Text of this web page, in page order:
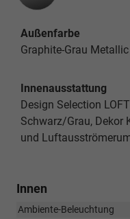
Außenfarbe
Graphite-Grau Metallic
Innenausstattung
Design Selection
Schwarz/Grau, Dekor
und
Innen
Ambiente-Beleuchtung